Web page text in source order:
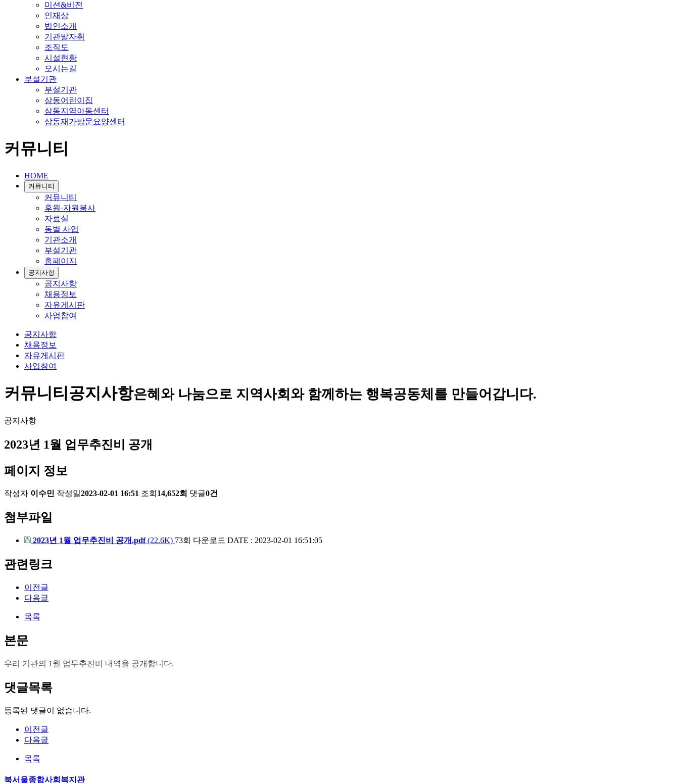
미션&비전
인재상
법인소개
기관발자취
조직도
시설현황
오시는길
부설기관
부설기관
삼동어린이집
삼동지역아동센터
삼동재가방문요양센터
커뮤니티
HOME
커뮤니티
커뮤니티
후원·자원봉사
자료실
동별 사업
기관소개
부설기관
홈페이지
공지사항
공지사항
채용정보
자유게시판
사업참여
공지사항
채용정보
자유게시판
사업참여
커뮤니티공지사항은혜와 나눔으로 지역사회와 함께하는 행복공동체를 만들어갑니다.
공지사항
2023년 1월 업무추진비 공개
페이지 정보
작성자 이수민 작성일2023-02-01 16:51 조회 14,652회 댓글0건
첨부파일
2023년 1월 업무추진비 공개.pdf(22.6K) 73회 다운로드 DATE : 2023-02-01 16:51:05
관련링크
이전글
다음글
목록
본문
우리 기관의 1월 업무추진비 내역을 공개합니다.
댓글목록
등록된 댓글이 없습니다.
이전글
다음글
목록
북서울종합사회복지관